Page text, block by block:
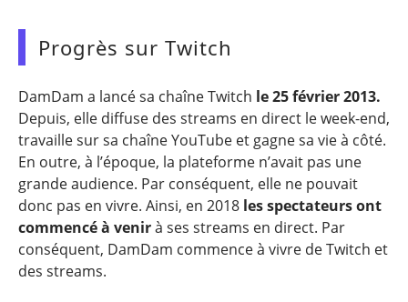
Progrès sur Twitch
DamDam a lancé sa chaîne Twitch le 25 février 2013.
Depuis, elle diffuse des streams en direct le week-end,
travaille sur sa chaîne YouTube et gagne sa vie à côté.
En outre, à l’époque, la plateforme n’avait pas une
grande audience. Par conséquent, elle ne pouvait
donc pas en vivre. Ainsi, en 2018 les spectateurs ont
commencé à venirà ses streams en direct. Par
conséquent, DamDam commence à vivre de Twitch et
des streams.